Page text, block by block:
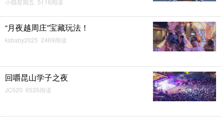
小猫星期五 5116阅读
“月夜越周庄”宝藏玩法！
ksbaby2025 2469阅读
回嚼昆山学子之夜
JC520 6535阅读